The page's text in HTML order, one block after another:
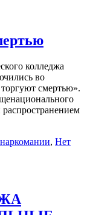
колледжа
во
смертью».
, Нет